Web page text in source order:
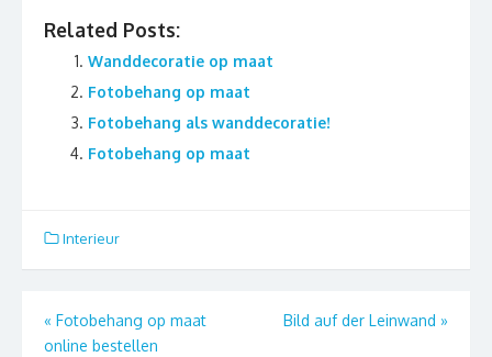
Related Posts:
Wanddecoratie op maat
Fotobehang op maat
Fotobehang als wanddecoratie!
Fotobehang op maat
Interieur
Berichtnavigatie
« Fotobehang op maat
online bestellen
Bild auf der Leinwand »